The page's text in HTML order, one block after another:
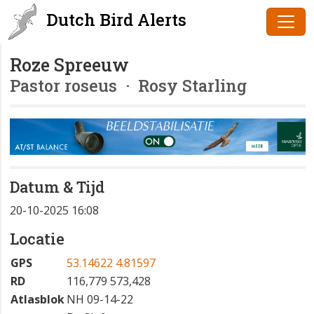
Dutch Bird Alerts
Roze Spreeuw
Pastor roseus · Rosy Starling
Datum & Tijd
20-10-2025 16:08
Locatie
GPS
53.14622 4.81597
RD
116,779 573,428
AtlasblokNH 09-14-22